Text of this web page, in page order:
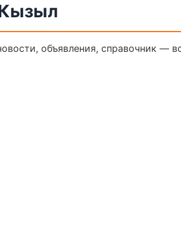
объявления, справочник —